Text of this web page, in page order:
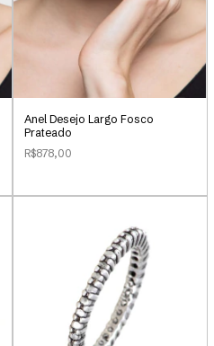
Anel Desejo Largo Fosco
Prateado
R$878,00